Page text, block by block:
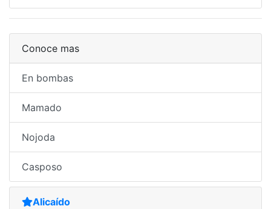
Conoce mas
En bombas
Mamado
Nojoda
Casposo
Alicaído